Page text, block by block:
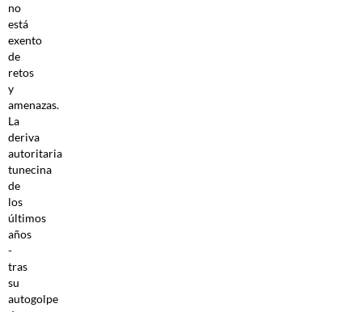
no
está
exento
de
retos
y
amenazas.
La
deriva
autoritaria
tunecina
de
los
últimos
años
-
tras
su
autogolpe